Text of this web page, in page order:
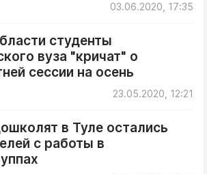
03.06.2020, 17:35
студенты
вуза "кричат" о
сессии на осень
23.05.2020, 12:21
в Туле остались
с работы в